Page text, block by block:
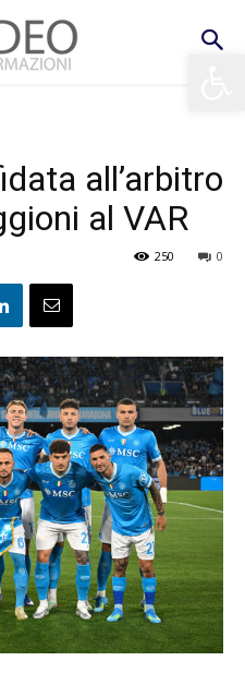
all’arbitro
al VAR
0
250